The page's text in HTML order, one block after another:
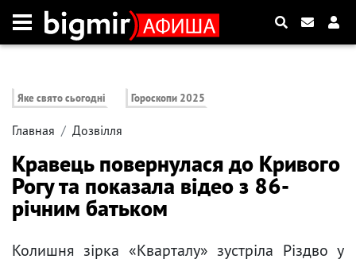
Яке свято сьогодні Гороскопи 2025
Главная Дозвілля
Кравець повернулася до Кривого
Рогу та показала відео з 86-
річним батьком
Колишня зірка «Кварталу» зустріла Різдво у